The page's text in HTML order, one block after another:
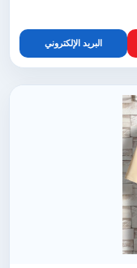
البريد الإلكتروني